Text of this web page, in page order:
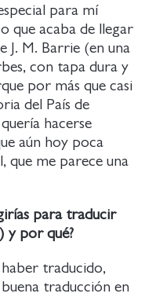
para mí
que acaba de llegar
J. M. Barrie (en una
con tapa dura y
por más que casi
del País de
hacerse
aún hoy poca
que me parece una
para traducir
y por qué?
traducido,
traducción en